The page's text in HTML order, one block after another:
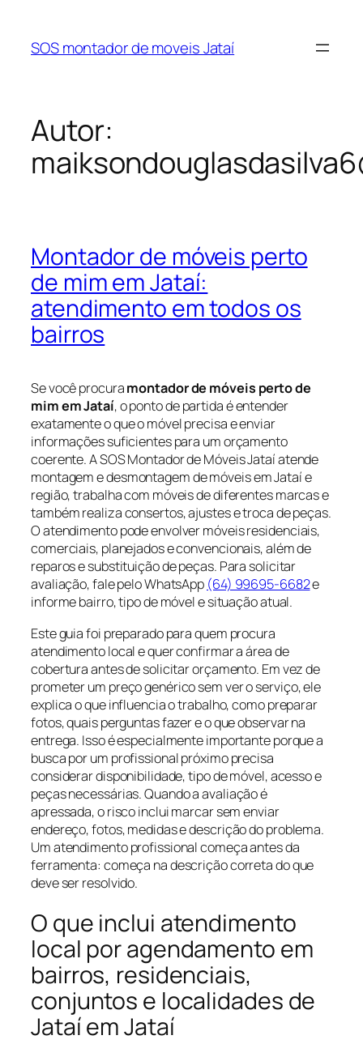
SOS montador de moveis Jataí
Autor:
Montador de móveis perto
de mim em Jataí:
atendimento em todos os
bairros
Se você procuramontador de móveis perto de
mim em Jataí, o ponto de partida é entender
exatamente o que o móvel precisa e enviar
informações suficientes para um orçamento
coerente. A SOS Montador de Móveis Jataí atende
montagem e desmontagem de móveis em Jataí e
região, trabalha com móveis de diferentes marcas e
também realiza consertos, ajustes e troca de peças.
O atendimento pode envolver móveis residenciais,
comerciais, planejados e convencionais, além de
reparos e substituição de peças. Para solicitar
avaliação, fale pelo WhatsApp (64) 99695-6682e
informe bairro, tipo de móvel e situação atual.
Este guia foi preparado para quem procura
atendimento local e quer confirmar a área de
cobertura antes de solicitar orçamento. Em vez de
prometer um preço genérico sem ver o serviço, ele
explica o que influencia o trabalho, como preparar
fotos, quais perguntas fazer e o que observar na
entrega. Isso é especialmente importante porque a
busca por um profissional próximo precisa
considerar disponibilidade, tipo de móvel, acesso e
peças necessárias. Quando a avaliação é
apressada, o risco inclui marcar sem enviar
endereço, fotos, medidas e descrição do problema.
Um atendimento profissional começa antes da
ferramenta: começa na descrição correta do que
deve ser resolvido.
O que inclui atendimento
local por agendamento em
bairros, residenciais,
conjuntos e localidades de
Jataí em Jataí